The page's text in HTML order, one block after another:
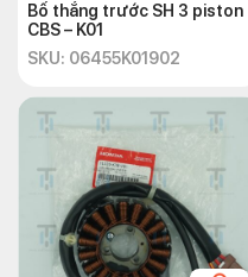
Bố thắng trước SH 3 piston
CBS – K01
SKU: 06455K01902